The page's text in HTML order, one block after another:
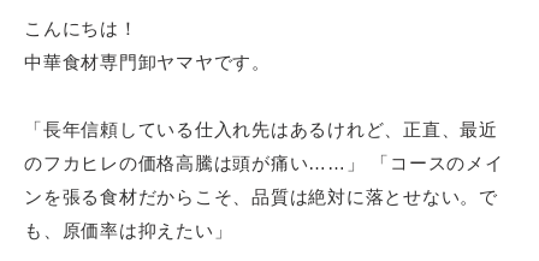
こんにちは！
中華食材専門卸ヤマヤです。
「長年信頼している仕入れ先はあるけれど、正直、最近
のフカヒレの価格高騰は頭が痛い……」 「コースのメイ
ンを張る食材だからこそ、品質は絶対に落とせない。で
も、原価率は抑えたい」